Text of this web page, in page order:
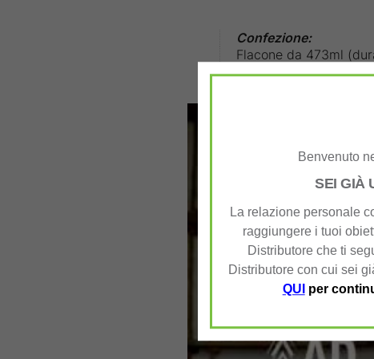
Benvenuto
SEI GIÀ
La relazione personale
raggiungere i tuoi
Distributore che ti
Distributore con cui sei
QUI per
Confezione:
Flacone da 473ml